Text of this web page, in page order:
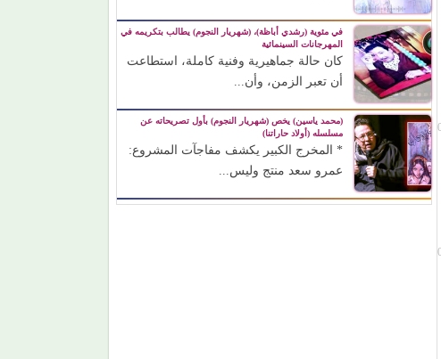
في مئوية (رشدي أباظة)، (شهريار النجوم) يطالب بتكريمه في
المهرجانات السينمائية
كان حالة جماهيرية وفنية كاملة، استطاعت
أن تعبر الزمن، وأن...
(محمد ياسين) يخص (شهريار النجوم) بأول تصريحاته عن
مسلسله (أولاد حاراتنا)
* المخرج الكبير يكشف مفاجآت المشروع:
عمرو سعد منتج وليس...